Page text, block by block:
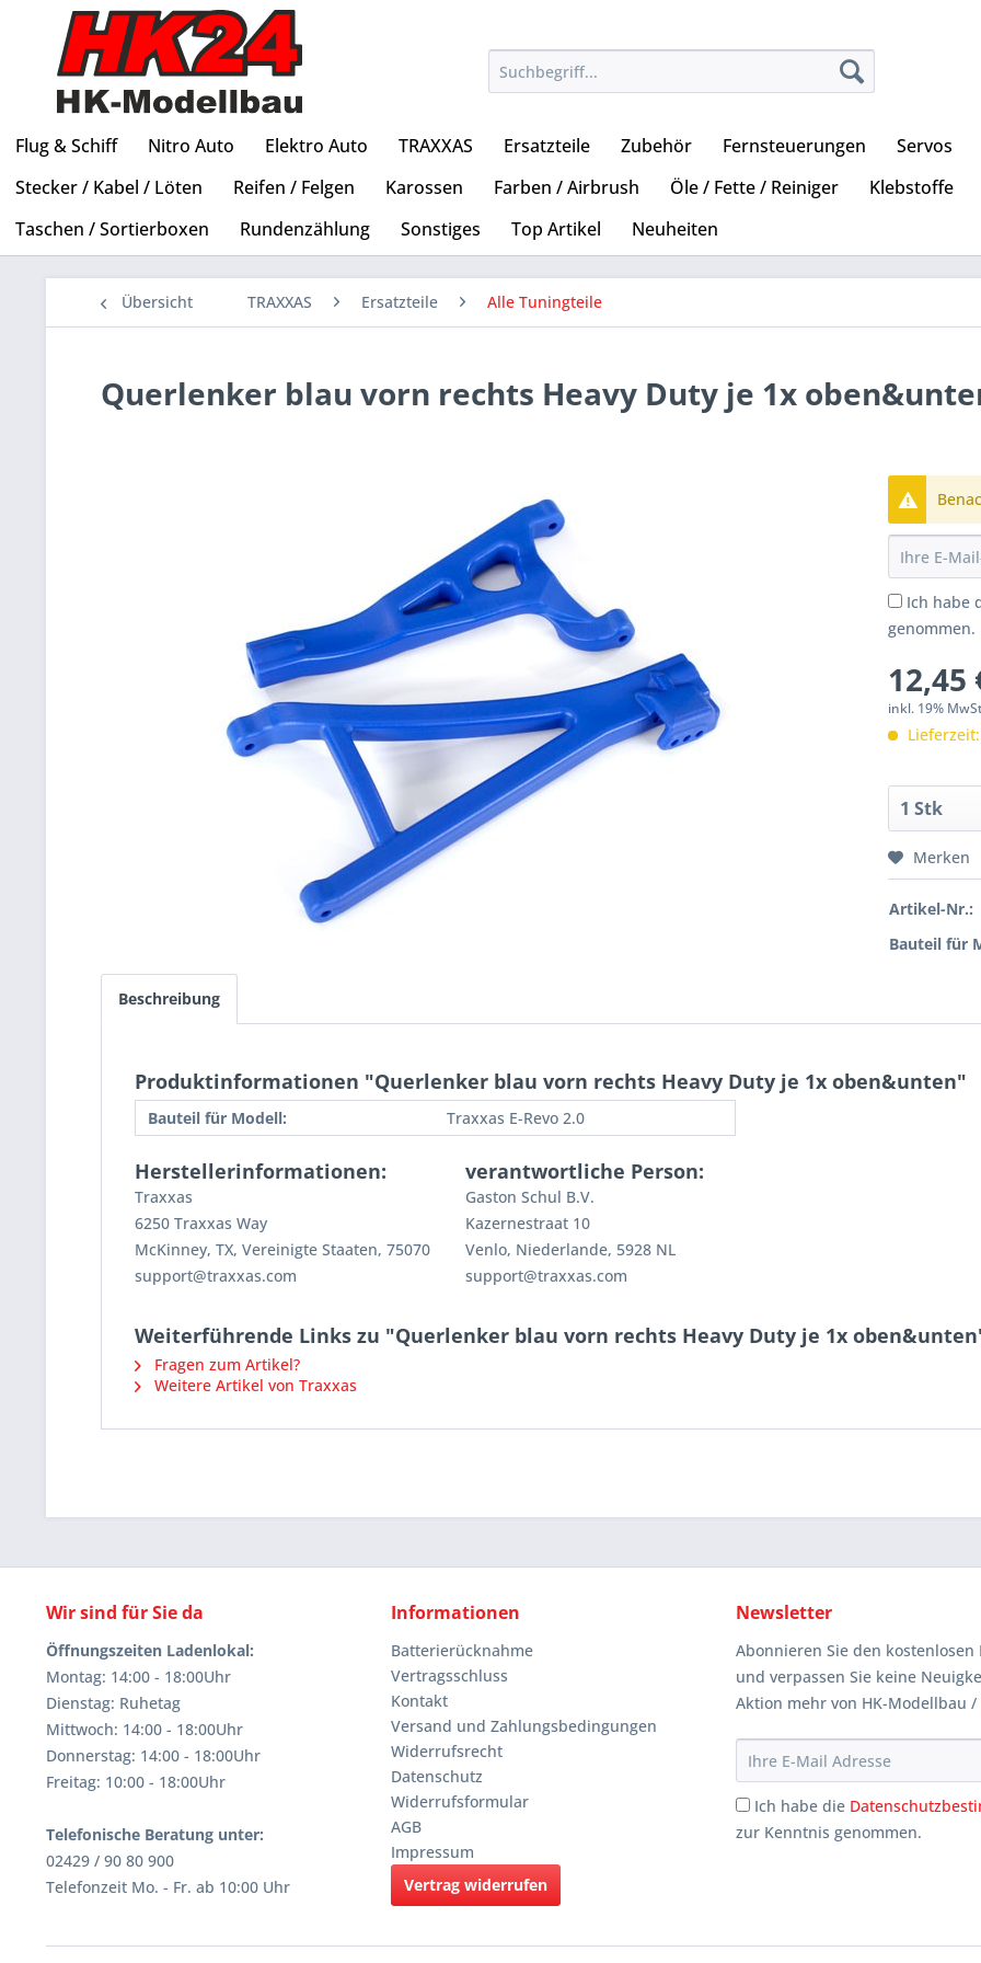
Flug & Schiff Nitro Auto Elektro Auto TRAXXAS Ersatzteile Zubehör Fernsteuerungen
Servos
Stecker / Kabel / Löten
Reifen / Felgen Karossen Farben / Airbrush Öle / Fette / Reiniger
Klebstoffe
Taschen / Sortierboxen
Rundenzählung Sonstiges Top Artikel Neuheiten
Übersicht TRAXXAS Ersatzteile Alle Tuningteile
Querlenker blau vorn rechts Heavy Duty je 1x
Ich habe
genommen.
12,45
inkl. 19%
Merken
Artikel-Nr.:
Bauteil für
Beschreibung
Produktinformationen "Querlenker blau vorn rechts Heavy Duty je 1x oben&unten"
Bauteil für Modell: Traxxas E-Revo 2.0
Herstellerinformationen:
Traxxas
6250 Traxxas Way
McKinney, TX, Vereinigte Staaten, 75070
support@traxxas.com
verantwortliche Person:
Gaston Schul B.V.
Kazernestraat 10
Venlo, Niederlande, 5928 NL
support@traxxas.com
Weiterführende Links zu "Querlenker blau vorn rechts Heavy Duty je 1x
Fragen zum Artikel?
Weitere Artikel von Traxxas
Wir sind für Sie da
Öffnungszeiten Ladenlokal:
Montag: 14:00 - 18:00Uhr
Dienstag: Ruhetag
Mittwoch: 14:00 - 18:00Uhr
Donnerstag: 14:00 - 18:00Uhr
Freitag: 10:00 - 18:00Uhr
Telefonische Beratung unter:
02429 / 90 80 900
Telefonzeit Mo. - Fr. ab 10:00 Uhr
Informationen
Batterierücknahme
Vertragsschluss
Kontakt
Versand und Zahlungsbedingungen
Widerrufsrecht
Datenschutz
Widerrufsformular
AGB
Impressum
Vertrag widerrufen
Newsletter
Abonnieren Sie den kostenlosen
und verpassen Sie keine
Aktion mehr von HK-Modellbau /
Ich habe die
zur Kenntnis genommen.